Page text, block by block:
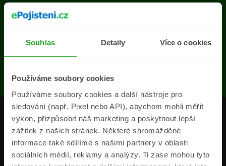
Souhlas Detaily Více o cookies
Používáme soubory cookies
Používáme soubory cookies a další nástroje pro
sledování (např. Pixel nebo API), abychom mohli měřit
výkon, přizpůsobit náš marketing a poskytnout lepší
zážitek z našich stránek. Některé shromážděné
informace také sdílíme s našimi partnery v oblasti
sociálních médií, reklamy a analýzy. Ti zase mohou tyto
Na stránce se vyskytla
chyba
Produkty
Pojišťovny
Informace